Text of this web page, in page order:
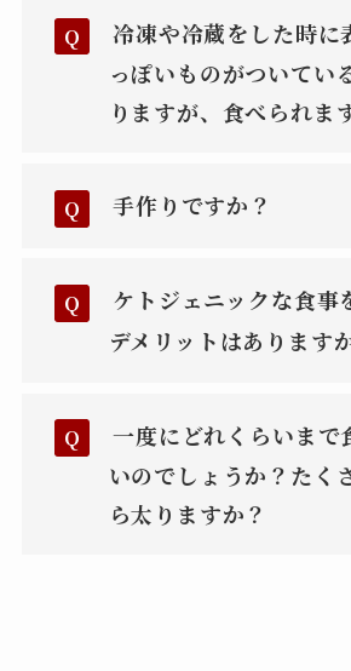
Q
冷凍や冷蔵をした時に
っぽいものがついてい
りますが、食べられま
Q 手作りですか？
Q
ケトジェニックな食事
デメリットはあります
Q
一度にどれくらいまで
いのでしょうか？たく
ら太りますか？